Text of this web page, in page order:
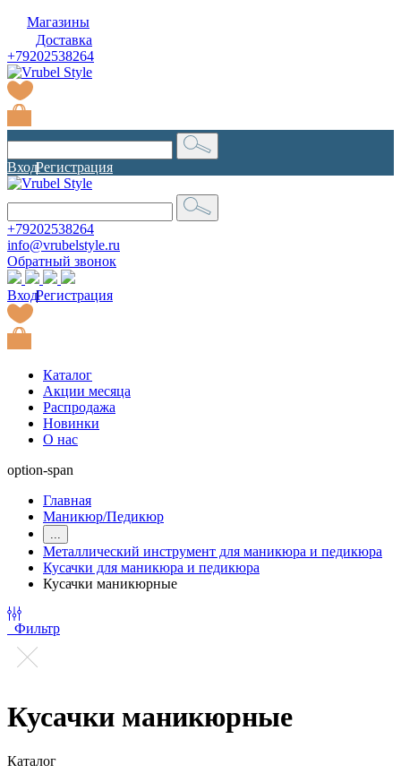
Магазины
Доставка
+79202538264
Вход|
Регистрация
+79202538264
info@vrubelstyle.ru
Обратный звонок
Вход|
Регистрация
Каталог
Акции месяца
Распродажа
Новинки
О нас
option-span
Главная
Маникюр/Педикюр
...
Металлический инструмент для маникюра и педикюра
Кусачки для маникюра и педикюра
Кусачки маникюрные
Фильтр
Кусачки маникюрные
Каталог